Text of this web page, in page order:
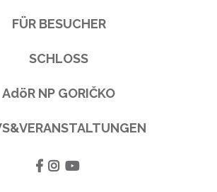
FÜR BESUCHER
SCHLOSS
AdöR NP GORIČKO